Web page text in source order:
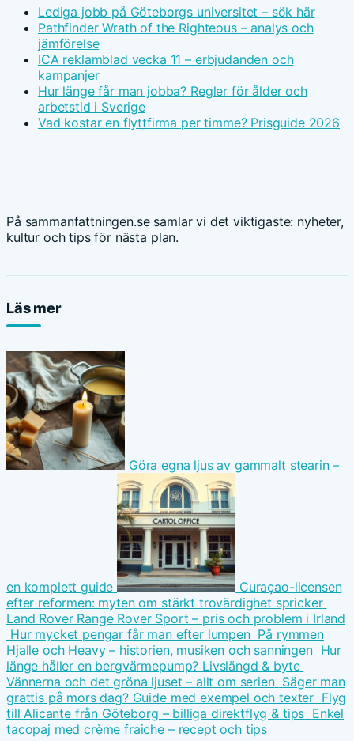
Lediga jobb på Göteborgs universitet – sök här
Pathfinder Wrath of the Righteous – analys och
jämförelse
ICA reklamblad vecka 11 – erbjudanden och
kampanjer
Hur länge får man jobba? Regler för ålder och
arbetstid i Sverige
Vad kostar en flyttfirma per timme? Prisguide 2026
På sammanfattningen.se samlar vi det viktigaste: nyheter,
kultur och tips för nästa plan.
Läs mer
Göra egna ljus av gammalt stearin –
en komplett guide
Curaçao-licensen
efter reformen: myten om stärkt trovärdighet spricker
Land Rover Range Rover Sport – pris och problem i Irland
Hur mycket pengar får man efter lumpen På rymmen
Hjalle och Heavy – historien, musiken och sanningen Hur
länge håller en bergvärmepump? Livslängd & byte
Vännerna och det gröna ljuset – allt om serien Säger man
grattis på mors dag? Guide med exempel och texter Flyg
till Alicante från Göteborg – billiga direktflyg & tips Enkel
tacopaj med crème fraiche – recept och tips